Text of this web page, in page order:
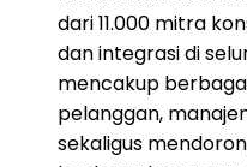
dari 11.000 mitra
dan integrasi di
mencakup
pelanggan,
sekaligus